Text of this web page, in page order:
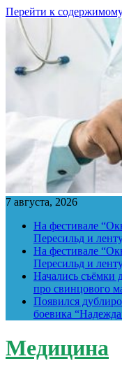
Перейти к
7 августа, 2026
На фестивале
Пересильд и
На фестивале
Пересильд и
Начались съёмки
про свинцового
Появился
боевика
Медицина